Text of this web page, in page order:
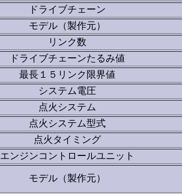
ドライブチェーン
モデル（製作元）
リンク数
ドライブチェーンたるみ値
最長１５リンク限界値
システム電圧
点火システム
点火システム型式
点火タイミング
エンジンコントロールユニット
モデル（製作元）